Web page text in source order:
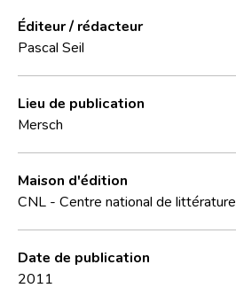
Éditeur / rédacteur
Pascal Seil
Lieu de publication
Mersch
Maison d'édition
CNL - Centre national de littérature
Date de publication
2011